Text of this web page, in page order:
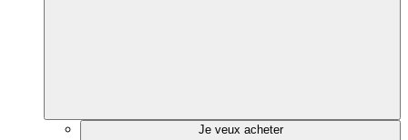
Je veux acheter